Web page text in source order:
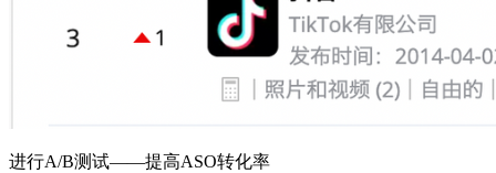
进行A/B测试——提高ASO转化率